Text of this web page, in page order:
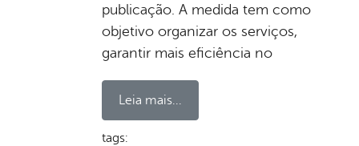
publicação. A medida tem como
objetivo organizar os serviços,
garantir mais eficiência no
Leia mais...
tags: